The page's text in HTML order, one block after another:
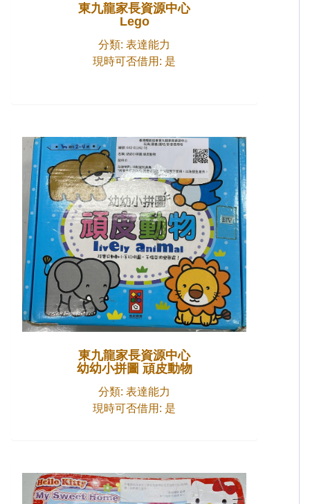
現時可否借用: 是
東九龍家長資源中心
Lego
分類: 表達能力
現時可否借用: 是
東九龍家長資源中心
幼幼小拼圖 頑皮動物
分類: 表達能力
現時可否借用: 是